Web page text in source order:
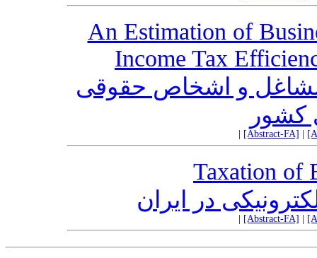
An Estimation of
Income Tax
مشاغل و اشخاص حقوقی
کشور
[Abstract-FA]
Taxation of
در ایران
[Abstract-FA]